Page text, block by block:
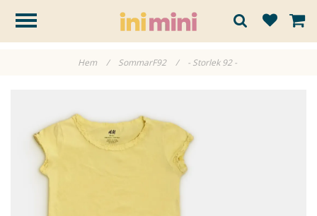
Hem / SommarF92 / - Storlek 92 -